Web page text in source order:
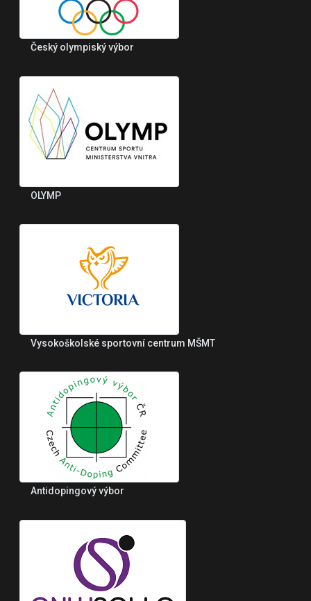
Český olympiský výbor
OLYMP
Vysokoškolské sportovní centrum MŠMT
Antidopingový výbor